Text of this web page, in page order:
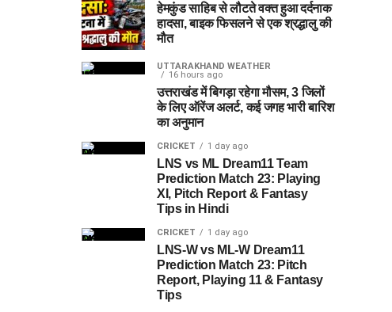
हेमकुंड साहिब से लौटते वक्त हुआ दर्दनाक
हादसा, बाइक फिसलने से एक श्रद्धालु की
मौत
UTTARAKHAND WEATHER
16 hours ago
उत्तराखंड में बिगड़ा रहेगा मौसम, 3 जिलों
के लिए ऑरेंज अलर्ट, कई जगह भारी बारिश
का अनुमान
CRICKET 1 day ago
LNS vs ML Dream11 Team
Prediction Match 23: Playing
XI, Pitch Report & Fantasy
Tips in Hindi
CRICKET 1 day ago
LNS-W vs ML-W Dream11
Prediction Match 23: Pitch
Report, Playing 11 & Fantasy
Tips